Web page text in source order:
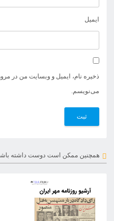
ایمیل
ذخیره نام، ایمیل و وبسایت من در
می‌نویسم.
همچنین ممکن است دوست داشته